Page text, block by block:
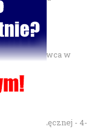
— 28 czerwca w
w Łęcznej - 4-